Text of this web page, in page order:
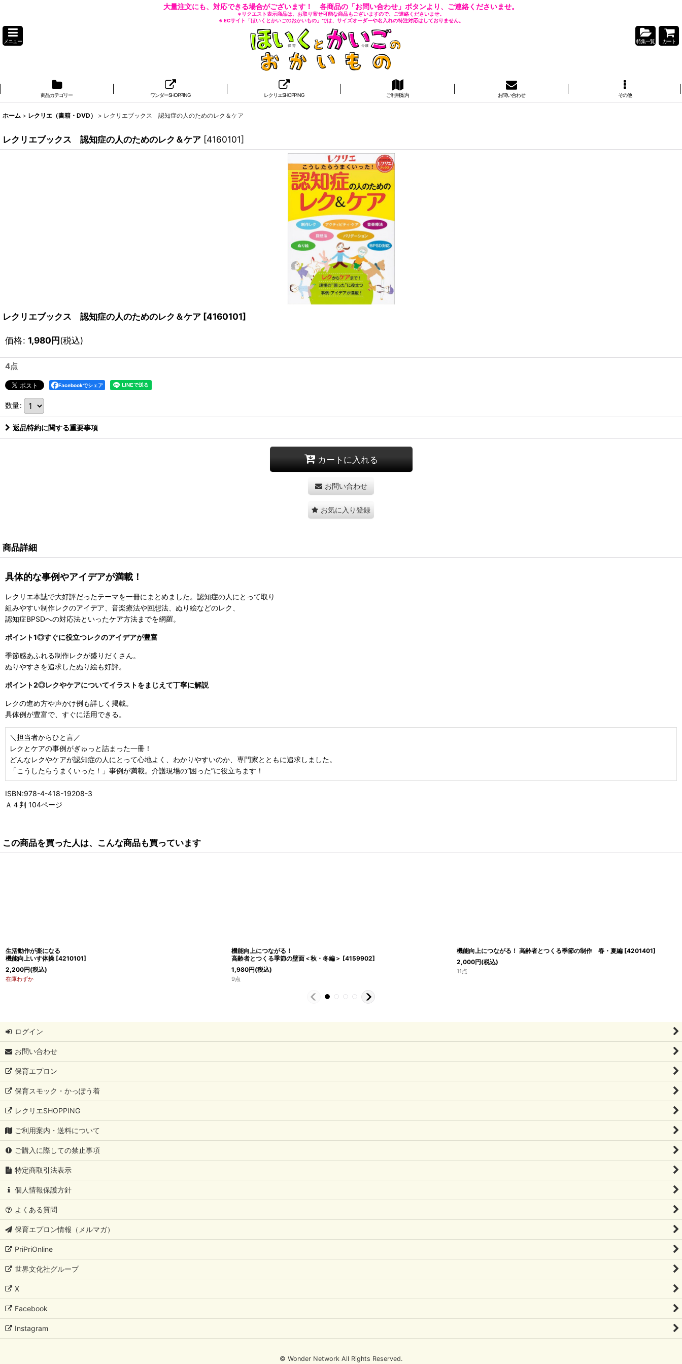
大量注文にも、対応できる場合がございます！ 各商品の「お問い合わせ」ボタンより、ご連絡くださいませ。
※リクエスト表示商品は、お取り寄せ可能な商品もございますので、ご連絡くださいませ。
※ ECサイト「ほいくとかいごのおかいもの」では、サイズオーダーや名入れの特注対応はしておりません。
メニュー 特集一覧 カート
商品カテゴリー ワンダーSHOPPING レクリエSHOPPING ご利用案内 お問い合わせ その他
ホーム > レクリエ（書籍・DVD） > レクリエブックス 認知症の人のためのレク＆ケア
レクリエブックス 認知症の人のためのレク＆ケア [4160101]
レクリエブックス 認知症の人のためのレク＆ケア [4160101]
価格: 1,980円(税込)
4点
Facebookでシェア
数量:
返品特約に関する重要事項
カートに入れる
お問い合わせ
お気に入り登録
商品詳細
具体的な事例やアイデアが満載！
レクリエ本誌で大好評だったテーマを一冊にまとめました。認知症の人にとって取り
組みやすい制作レクのアイデア、音楽療法や回想法、ぬり絵などのレク、
認知症BPSDへの対応法といったケア方法までを網羅。
ポイント1◎すぐに役立つレクのアイデアが豊富
季節感あふれる制作レクが盛りだくさん。
ぬりやすさを追求したぬり絵も好評。
ポイント2◎レクやケアについてイラストをまじえて丁寧に解説
レクの進め方や声かけ例も詳しく掲載。
具体例が豊富で、すぐに活用できる。
＼担当者からひと言／
レクとケアの事例がぎゅっと詰まった一冊！
どんなレクやケアが認知症の人にとって心地よく、わかりやすいのか、専門家とともに追求しました。
「こうしたらうまくいった！」事例が満載。介護現場の“困った”に役立ちます！
ISBN:978-4-418-19208-3
Ａ４判 104ページ
この商品を買った人は、こんな商品も買っています
生活動作が楽になる
機能向上いす体操 [4210101]
2,200円(税込)
在庫わずか
機能向上につながる！
高齢者とつくる季節の壁面＜秋・冬編＞ [4159902]
1,980円(税込)
9点
機能向上につながる！ 高齢者とつくる季節の制作 春・夏編 [4201401]
2,000円(税込)
11点
ログイン
お問い合わせ
保育エプロン
保育スモック・かっぽう着
レクリエSHOPPING
ご利用案内・送料について
ご購入に際しての禁止事項
特定商取引法表示
個人情報保護方針
よくある質問
保育エプロン情報（メルマガ）
PriPriOnline
世界文化社グループ
X
Facebook
Instagram
© Wonder Network All Rights Reserved.